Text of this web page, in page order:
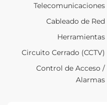
Telecomunicaciones
Cableado de Red
Herramientas
Circuito Cerrado (CCTV)
Control de Acceso /
Alarmas